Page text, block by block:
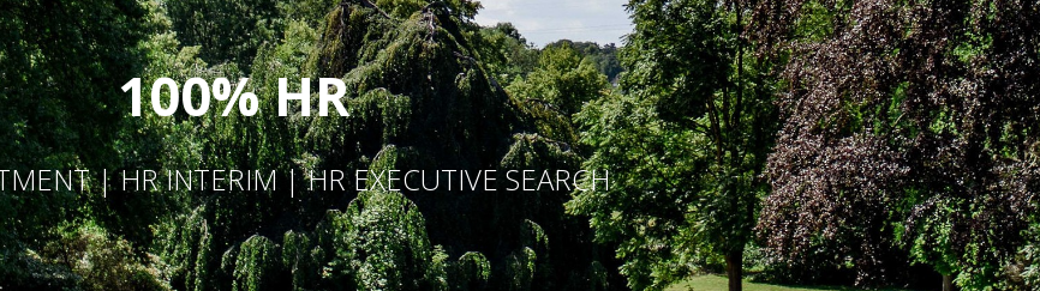
100% HR
| HR INTERIM | HR EXECUTIVE SEARCH